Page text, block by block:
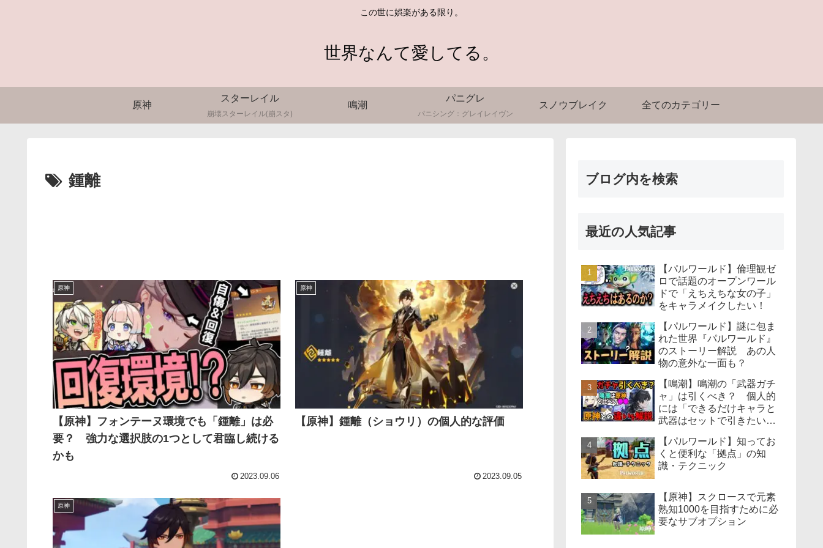
この世に娯楽がある限り。
世界なんて愛してる。
原神
スターレイル
崩壊スターレイル(崩スタ)
鳴潮
パニグレ
パニシング：グレイレイヴン
スノウブレイク 全てのカテゴリー
鍾離
原神
【原神】フォンテーヌ環境でも「鍾離」は必
要？ 強力な選択肢の1つとして君臨し続ける
かも
2023.09.06
原神
【原神】鍾離（ショウリ）の個人的な評価
2023.09.05
原神
ブログ内を検索
最近の人気記事
【パルワールド】倫理観ゼ
ロで話題のオープンワール
ドで「えちえちな女の子」
をキャラメイクしたい！
【パルワールド】謎に包ま
れた世界『パルワールド』
のストーリー解説 あの人
物の意外な一面も？
【鳴潮】鳴潮の「武器ガチ
ャ」は引くべき？ 個人的
には「できるだけキャラと
武器はセットで引きたい」
に星5武器1つは用意してお
きたいかも 原神の武器ガ
チャと比較しながら解説
【パルワールド】知ってお
くと便利な「拠点」の知
識・テクニック
【原神】スクロースで元素
熟知1000を目指すために必
要なサブオプション